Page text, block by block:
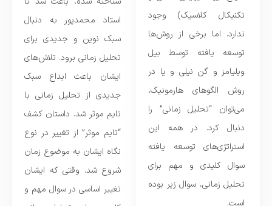
استاد محمدپور به دنبال
سبک نوین و جدیدی برای
تحلیل زمانی برود. تلاش‌های
ایشان باعث ابداع سبک
جدیدی از تحلیل زمانی با
تایم موثر شد. داستان کشف
“تایم موثر” از تغییر در نوع
نگاه ایشان به موضوع زمان
شروع شد. وقتی که ایشان
تغییر اساسی در سوال مهم و
تکنیکال کلاسیک) وجود
ندارد. اما برخی از روش‌ها
توسعه یافته توسط بیل
ویلیامز و گن نیلی و یا در
روش الگوهای هارمونیک،
می‌توان “تحلیل زمانی” را
دنبال کرد. در همه این
استراتژی‌های توسعه یافته
سوال کلیدی و مهم برای
تحلیل زمانی، سوال زیر بوده
است.